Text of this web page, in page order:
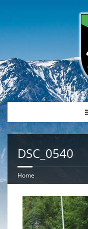
DSC_0540
Home